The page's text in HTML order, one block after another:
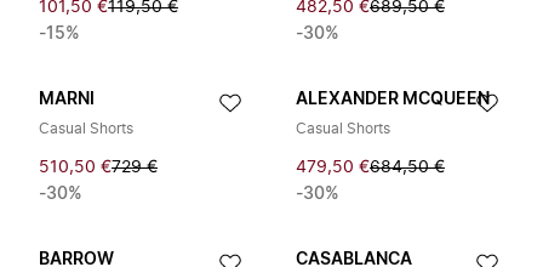
101,50 €119,50 €
-15%
482,50 €689,50 €
-30%
MARNI
Casual Shorts
510,50 €729 €
-30%
ALEXANDER MCQUEEN
Casual Shorts
479,50 €684,50 €
-30%
BARROW CASABLANCA